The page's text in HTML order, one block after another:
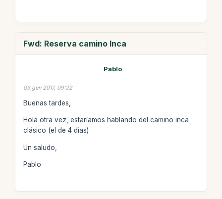
Fwd: Reserva camino Inca
Pablo
03 gen 2017, 09:22
Buenas tardes,
Hola otra vez, estaríamos hablando del camino inca
clásico (el de 4 días)
Un saludo,
Pablo